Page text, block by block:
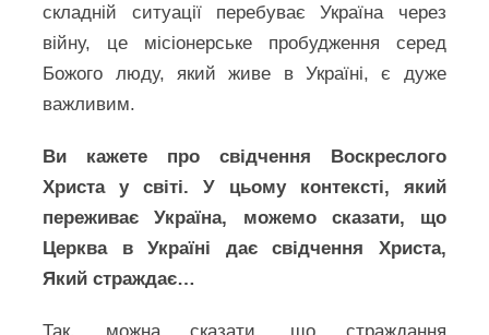
складній ситуації перебуває Україна через
війну, це місіонерське пробудження серед
Божого люду, який живе в Україні, є дуже
важливим.
Ви кажете про свідчення Воскреслого
Христа у світі. У цьому контексті, який
переживає Україна, можемо сказати, що
Церква в Україні дає свідчення Христа,
Який страждає…
Так, можна сказати, що страждання